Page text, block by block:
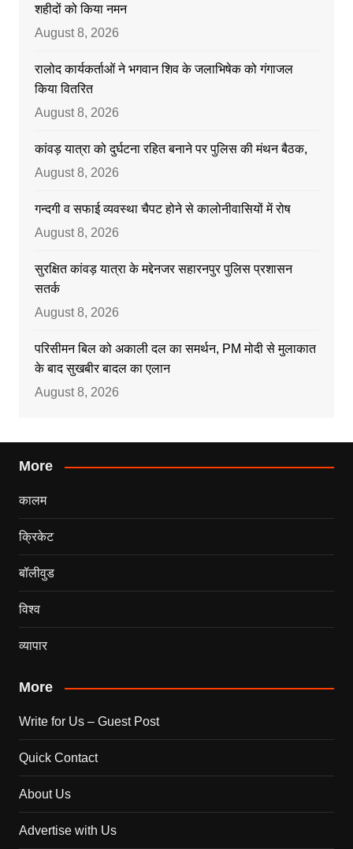
शहीदों को किया नमन
August 8, 2026
रालोद कार्यकर्ताओं ने भगवान शिव के जलाभिषेक को गंगाजल
किया वितरित
August 8, 2026
कांवड़ यात्रा को दुर्घटना रहित बनाने पर पुलिस की मंथन बैठक,
August 8, 2026
गन्दगी व सफाई व्यवस्था चैपट होने से कालोनीवासियों में रोष
August 8, 2026
सुरक्षित कांवड़ यात्रा के मद्देनजर सहारनपुर पुलिस प्रशासन
सतर्क
August 8, 2026
परिसीमन बिल को अकाली दल का समर्थन, PM मोदी से मुलाकात
के बाद सुखबीर बादल का एलान
August 8, 2026
More
कालम
क्रिकेट
बॉलीवुड
विश्व
व्यापार
More
Write for Us – Guest Post
Quick Contact
About Us
Advertise with Us